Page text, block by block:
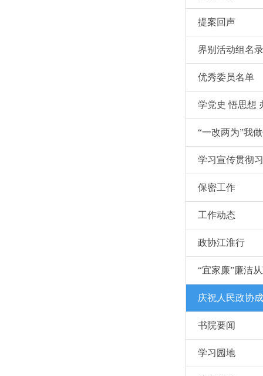
提案回声
界别活动组名录
优秀委员名单
学党史 悟思想
局
“一改两为”我
学习宣传贯彻
考察安徽重要
保密工作
工作动态
政协江淮行
“宜家廉”廉洁
庆祝人民政协
书院要闻
学习园地